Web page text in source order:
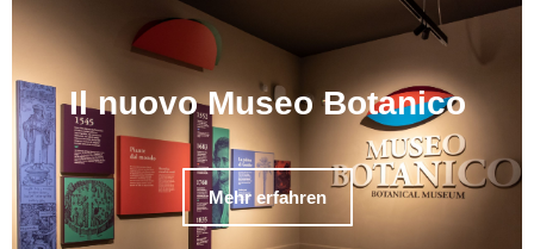
Il nuovo Museo Botanico
Mehr erfahren